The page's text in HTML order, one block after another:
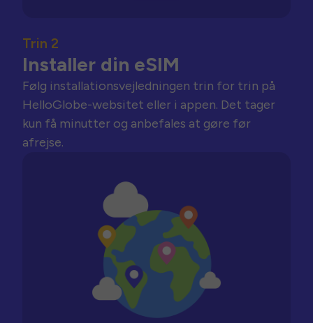
Trin 2
Installer din eSIM
Følg installationsvejledningen trin for trin på
HelloGlobe-websitet eller i appen. Det tager
kun få minutter og anbefales at gøre før
afrejse.